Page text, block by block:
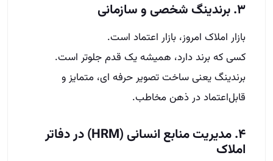
۳. برندینگ شخصی و سازمانی
بازار املاک امروز، بازار اعتماد است.
کسی که برند دارد، همیشه یک قدم جلوتر است.
برندینگ یعنی ساخت تصویر حرفه‌ ای، متمایز و
قابل‌اعتماد در ذهن مخاطب.
۴. مدیریت منابع انسانی (HRM) در دفاتر
املاک